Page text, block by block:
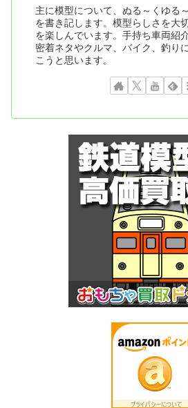
主に模型について、ぬる～くゆる
を書き記します。模型らしさを大
を楽しんでいます。手持ち車両紹
密着ネタやクルマ、バイク、釣り
こうと思います。